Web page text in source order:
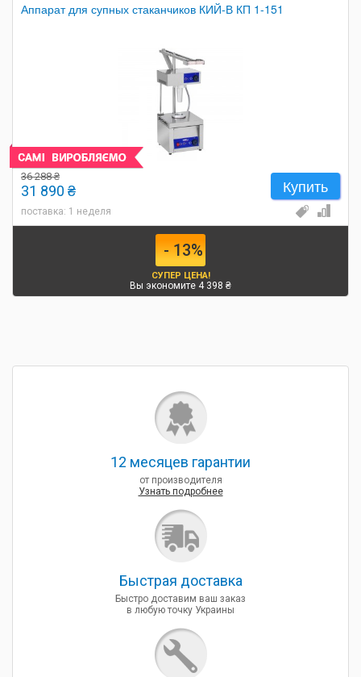
Аппарат для супных стаканчиков КИЙ-В КП 1-151
Купить
36 288 ₴
31 890 ₴
поставка: 1 неделя
- 13%
СУПЕР ЦЕНА!
Вы экономите 4 398 ₴
12 месяцев гарантии
от производителя
Узнать подробнее
Быcтрая доставка
Быстро доставим ваш заказ
в любую точку Украины